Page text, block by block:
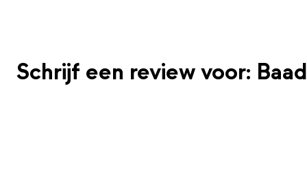
Schrijf een review voor: Baad